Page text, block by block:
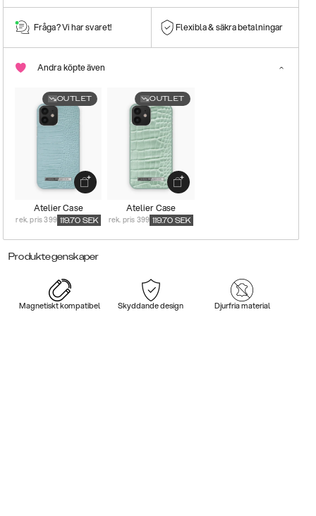
Fråga? Vi har svaret! Flexibla & säkra betalningar
Andra köpte även
OUTLET
Atelier Case
rek. pris 399 119.70 SEK
OUTLET
Atelier Case
rek. pris 399 119.70 SEK
Produktegenskaper
Magnetiskt kompatibel Skyddande design Djurfria material